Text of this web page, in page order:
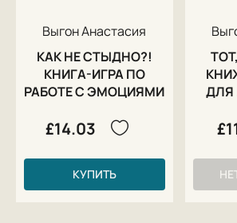
Выгон Анастасия
КАК НЕ СТЫДНО?!
КНИГА-ИГРА ПО
РАБОТЕ С ЭМОЦИЯМИ
£14.03
КУПИТЬ
ДЛЯ